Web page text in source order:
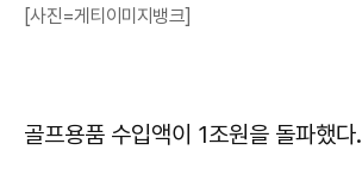
[사진=게티이미지뱅크]
골프용품 수입액이 1조원을 돌파했다.